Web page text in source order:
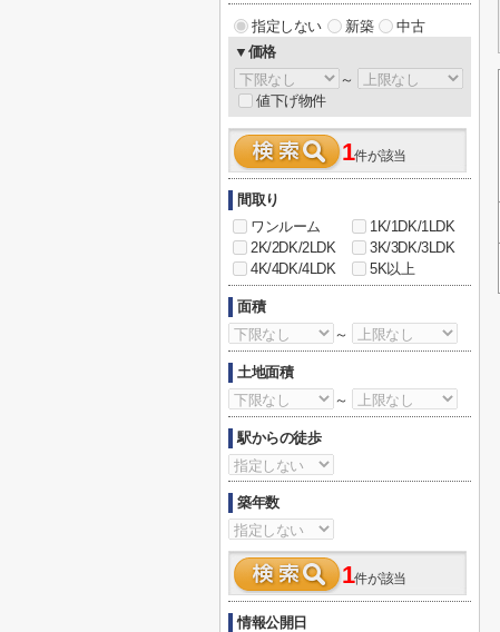
指定しない 新築
中古
▼価格
～
値下げ物件
1件が該当
間取り
ワンルーム
1K/1DK/1LDK
2K/2DK/2LDK
3K/3DK/3LDK
4K/4DK/4LDK
5K以上
面積
～
土地面積
～
駅からの徒歩
築年数
1件が該当
情報公開日